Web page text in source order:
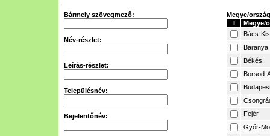
Bármely szövegmező:
Név-részlet:
Leírás-részlet:
Településnév:
Bejelentőnév:
Megye/
I
Megye/
Bács-
Baranya
Békés
Borsod-
Fejér
Győr-